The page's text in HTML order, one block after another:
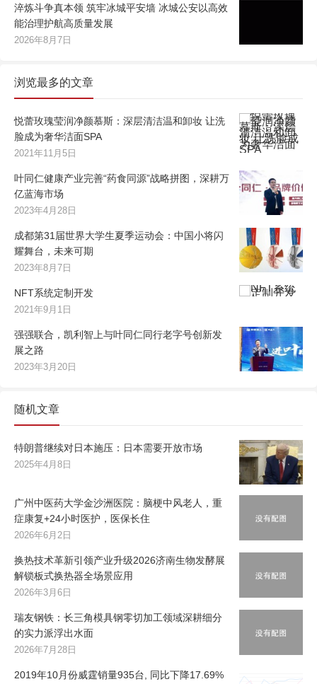
淬炼斗争真本领 筑牢冰城平安墙 冰城公安以高效
能治理护航高质量发展
2026年8月7日
浏览最多的文章
悦蕾玫瑰莹润净颜慕斯：深层清洁温和卸妆 让洗
脸成为奢华洁面SPA
2021年11月5日
叶同仁健康产业完善“药食同源”战略拼图，深耕万
亿蓝海市场
2023年4月28日
成都第31届世界大学生夏季运动会：中国小将闪
耀舞台，未来可期
2023年8月7日
NFT系统定制开发
2021年9月1日
强强联合，凯利智上与叶同仁同行老字号创新发
展之路
2023年3月20日
随机文章
特朗普继续对日本施压：日本需要开放市场
2025年4月8日
广州中医药大学金沙洲医院：脑梗中风老人，重
症康复+24小时医护，医保长住
2026年6月2日
换热技术革新引领产业升级2026济南生物发酵展
解锁板式换热器全场景应用
2026年3月6日
瑞友钢铁：长三角模具钢零切加工领域深耕细分
的实力派浮出水面
2026年7月28日
2019年10月份威霆销量935台, 同比下降17.69%